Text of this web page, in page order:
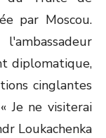
par Moscou.
diplomatique,
cinglantes
Je ne visiterai
Loukachenka